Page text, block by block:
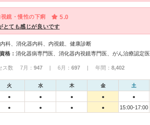
視鏡・慢性の下痢 5.0
とても感じが良いです
内科、消化器内科、内視鏡、健康診断
格： 消化器病専門医、消化器内視鏡専門医、がん治療認定医
ス数 7月： 947 | 6月： 697 | 年間： 8,402
火 水 木 金 土
● ● ● ● ●
● ● ● ● 15:00-17:00